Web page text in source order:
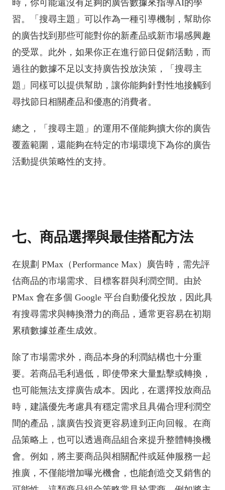
時，你可能還沒有足夠的廣告數據來指導AI的學
習。「搜尋主題」可以作為一種引導機制，幫助你
的廣告找到那些可能對你的新產品或新市場感興趣
的受眾。此外，如果你正在進行節日促銷活動，而
過往的數據不足以支持廣告投放決策，「搜尋主
題」同樣可以提供幫助，讓你能夠針對性地接觸到
尋找節日相關產品和優惠的消費者。
總之，「搜尋主題」的運用不僅能夠擴大你的廣告
覆蓋範圍，還能夠在特定的市場環境下為你的廣告
活動提供策略性的支持。
七、商品選擇與最佳搭配方法
在規劃 PMax（Performance Max）廣告時，需先評
估商品的市場需求、目標客群與利潤空間。由於
PMax 會在多個 Google 平台自動優化投放，因此具
有搜尋需求與轉換潛力的商品，通常更容易在初期
累積數據並產生成效。
除了市場需求外，商品本身的利潤結構也十分重
要。若商品毛利過低，即使帶來大量點擊或轉換，
也可能無法支撐廣告成本。因此，在選擇投放商品
時，建議優先考慮具有穩定需求且具備合理利潤空
間的產品，讓廣告投資更容易達到正向回報。在商
品策略上，也可以透過商品組合來提升整體轉換機
會。例如，將主要商品與相關配件或延伸服務一起
推廣，不僅能增加曝光機會，也能創造交叉銷售的